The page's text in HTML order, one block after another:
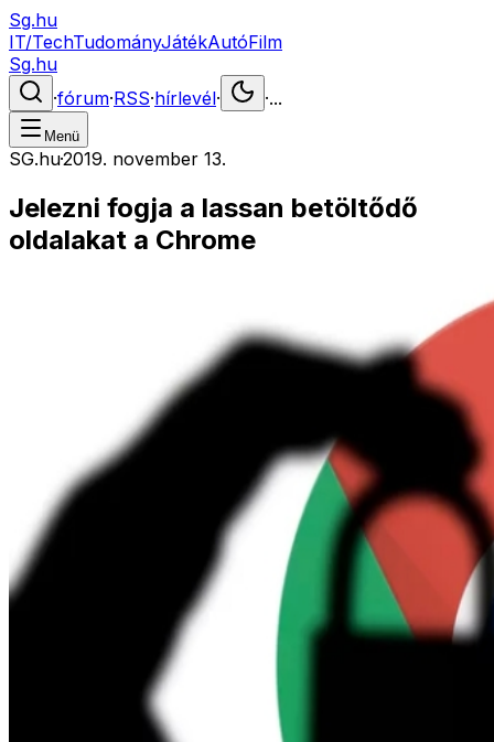
Sg.hu
IT/TechTudományJátékAutóFilm
Sg.hu
·fórum·RSS·hírlevél· ·...
Menü
SG.hu·2019. november 13.
Jelezni fogja a lassan betöltődő
oldalakat a Chrome